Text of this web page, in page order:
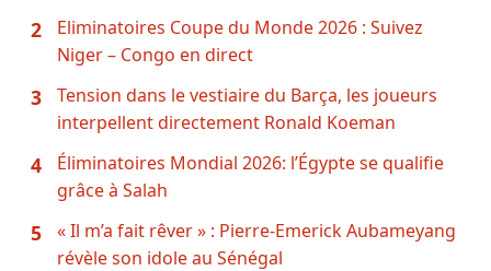
2
Eliminatoires Coupe du Monde 2026 : Suivez
Niger – Congo en direct
3
Tension dans le vestiaire du Barça, les joueurs
interpellent directement Ronald Koeman
4
Éliminatoires Mondial 2026: l’Égypte se qualifie
grâce à Salah
5
« Il m’a fait rêver » : Pierre-Emerick Aubameyang
révèle son idole au Sénégal